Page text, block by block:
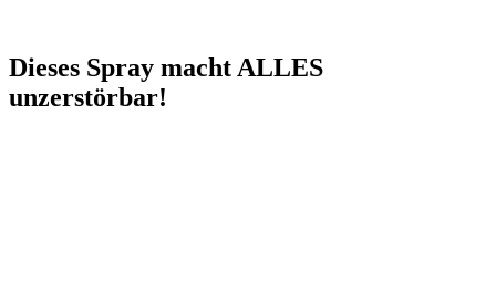
Dieses Spray macht ALLES
unzerstörbar!